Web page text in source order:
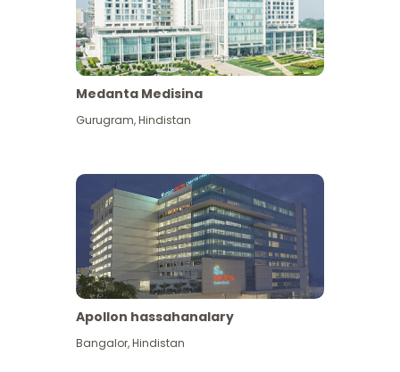
Has giňişleýin gör
Medanta Medisina
Gurugram,Hindistan
Apollon hassahanalary
Bangalor,Hindistan